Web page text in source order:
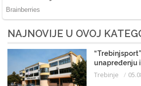
NAJNOVIJE U OVOJ
unapređenju
Trebinje